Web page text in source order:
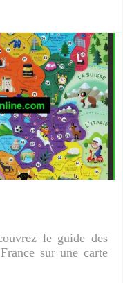
le guide des
sur une carte